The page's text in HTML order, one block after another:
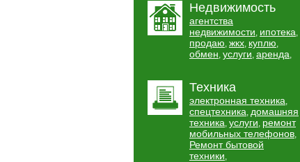
Недвижимость
агентства
недвижимости, ипотека,
продаю, жкх, куплю,
обмен, услуги, аренда,
Техника
электронная техника,
спецтехника, домашняя
техника, услуги, ремонт
мобильных телефонов,
Ремонт бытовой
техники,